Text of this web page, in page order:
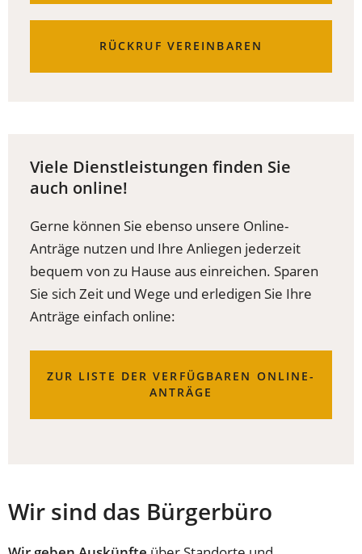
EINEM
NEUEN
RÜCKRUF VEREINBAREN
Viele Dienstleistungen finden Sie
auch online!
Gerne können Sie ebenso unsere Online-
Anträge nutzen und Ihre Anliegen jederzeit
bequem von zu Hause aus einreichen. Sparen
Sie sich Zeit und Wege und erledigen Sie Ihre
Anträge einfach online:
ZUR LISTE DER VERFÜGBAREN ONLINE-
ANTRÄGE
Wir sind das Bürgerbüro